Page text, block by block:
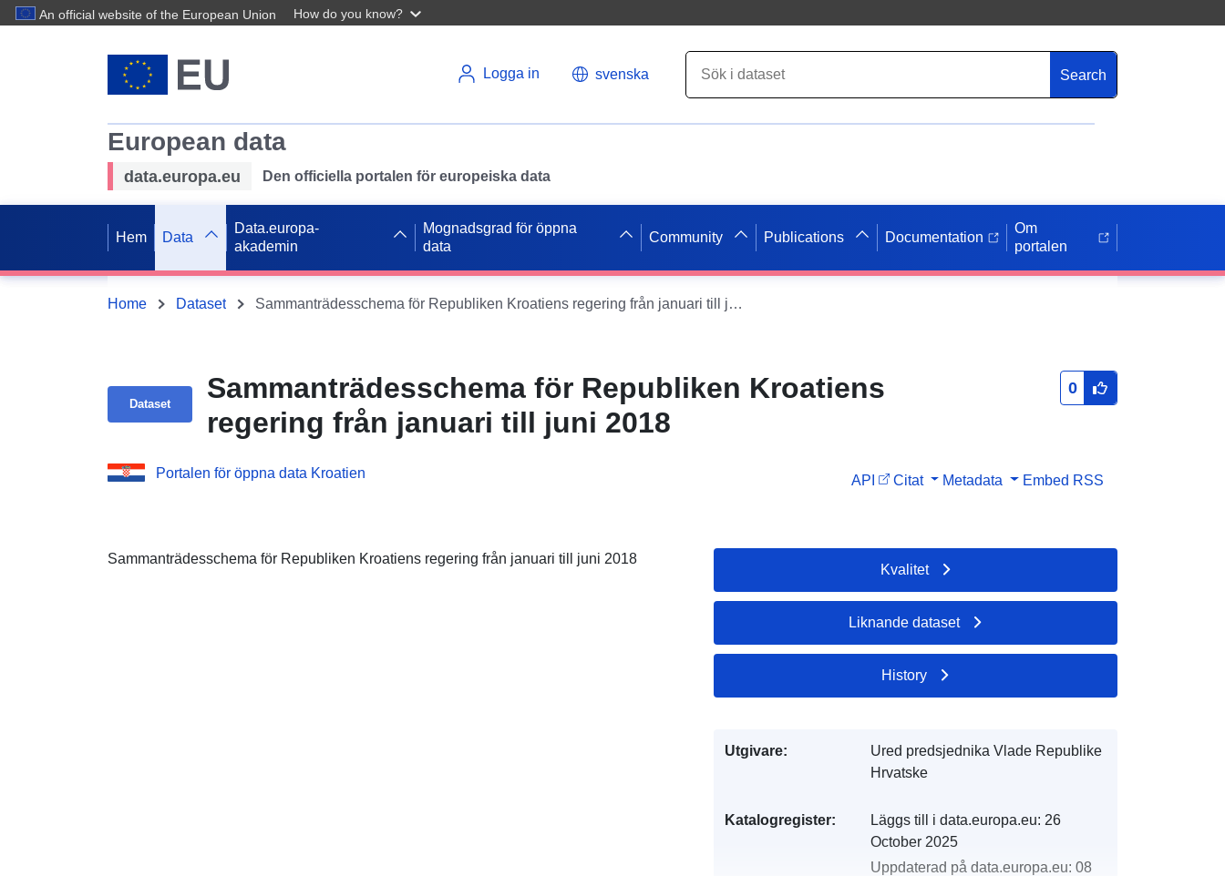
An official website of the European Union How do you know?
Logga in svenska Search
European data
data.europa.eu Den officiella portalen för europeiska data
Hem Data
Data.europa-
akademin
Mognadsgrad för öppna
data
Community Publications Documentation
Om
portalen
Home Dataset Sammanträdesschema för Republiken Kroatiens regering från januari till juni 2018
Dataset
Sammanträdesschema för Republiken Kroatiens
regering från januari till juni 2018
0
Portalen för öppna data Kroatien API Citat Metadata Embed RSS
Sammanträdesschema för Republiken Kroatiens regering från januari till juni 2018
Kvalitet
Liknande dataset
History
Utgivare:
Ured predsjednika Vlade Republike
Hrvatske
Katalogregister: Läggs till i data.europa.eu: 26
October 2025
Uppdaterad på data.europa.eu: 08